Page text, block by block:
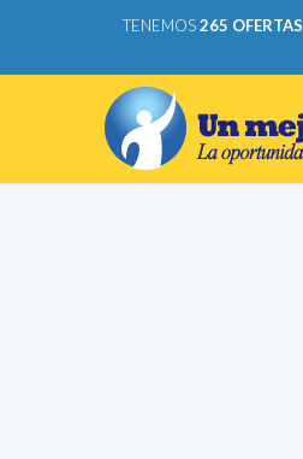
TENEMOS265 OFERTAS